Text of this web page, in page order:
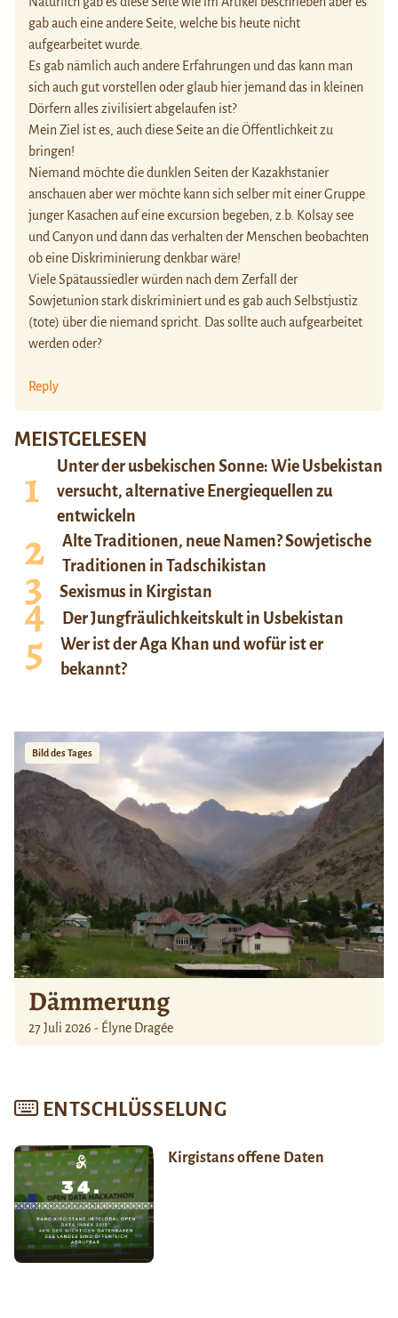
MEISTGELESEN
Unter der usbekischen Sonne: Wie Usbekistan
versucht, alternative Energiequellen zu
entwickeln
Alte Traditionen, neue Namen? Sowjetische
Traditionen in Tadschikistan
Sexismus in Kirgistan
Der Jungfräulichkeitskult in Usbekistan
Wer ist der Aga Khan und wofür ist er
bekannt?
Bild des Tages
Dämmerung
27 Juli 2026 - Élyne Dragée
ENTSCHLÜSSELUNG
Kirgistans offene Daten
gab auch eine andere Seite, welche bis heute nicht
aufgearbeitet wurde.
Es gab nämlich auch andere Erfahrungen und das kann man
sich auch gut vorstellen oder glaub hier jemand das in kleinen
Dörfern alles zivilisiert abgelaufen ist?
Mein Ziel ist es, auch diese Seite an die Öffentlichkeit zu
bringen!
Niemand möchte die dunklen Seiten der Kazakhstanier
anschauen aber wer möchte kann sich selber mit einer Gruppe
junger Kasachen auf eine excursion begeben, z.b. Kolsay see
und Canyon und dann das verhalten der Menschen beobachten
ob eine Diskriminierung denkbar wäre!
Viele Spätaussiedler würden nach dem Zerfall der
Sowjetunion stark diskriminiert und es gab auch Selbstjustiz
(tote) über die niemand spricht. Das sollte auch aufgearbeitet
werden oder?
Reply